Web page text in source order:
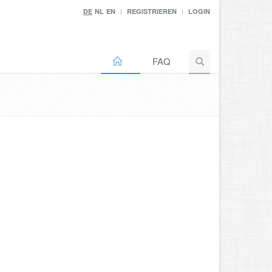
DE NL EN REGISTRIEREN LOGIN
FAQ